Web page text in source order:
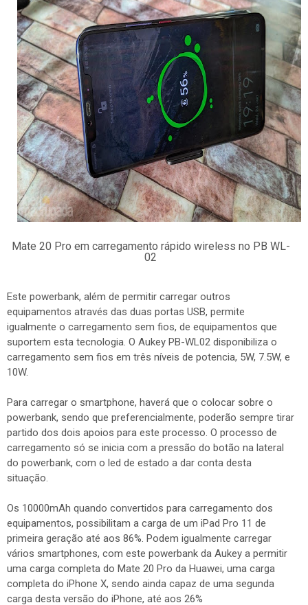
Mate 20 Pro em carregamento rápido wireless no PB WL-
02
Este powerbank, além de permitir carregar outros
equipamentos através das duas portas USB, permite
igualmente o carregamento sem fios, de equipamentos que
suportem esta tecnologia. O Aukey PB-WL02 disponibiliza o
carregamento sem fios em três níveis de potencia, 5W, 7.5W, e
10W.
Para carregar o smartphone, haverá que o colocar sobre o
powerbank, sendo que preferencialmente, poderão sempre tirar
partido dos dois apoios para este processo. O processo de
carregamento só se inicia com a pressão do botão na lateral
do powerbank, com o led de estado a dar conta desta
situação.
Os 10000mAh quando convertidos para carregamento dos
equipamentos, possibilitam a carga de um iPad Pro 11 de
primeira geração até aos 86%. Podem igualmente carregar
vários smartphones, com este powerbank da Aukey a permitir
uma carga completa do Mate 20 Pro da Huawei, uma carga
completa do iPhone X, sendo ainda capaz de uma segunda
carga desta versão do iPhone, até aos 26%